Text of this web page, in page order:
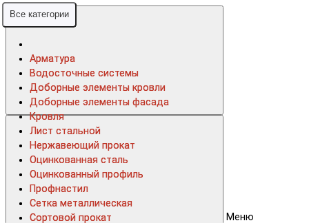
Меню
Все категории
Арматура
Водосточные системы
Доборные элементы кровли
Доборные элементы фасада
Кровля
Лист стальной
Нержавеющий прокат
Оцинкованная сталь
Оцинкованный профиль
Профнастил
Сетка металлическая
Сортовой прокат
Все категории
Арматура
Водосточные системы
Доборные элементы кровли
Доборные элементы фасада
Кровля
Лист стальной
Нержавеющий прокат
Оцинкованная сталь
Оцинкованный профиль
Профнастил
Сетка металлическая
Сортовой прокат